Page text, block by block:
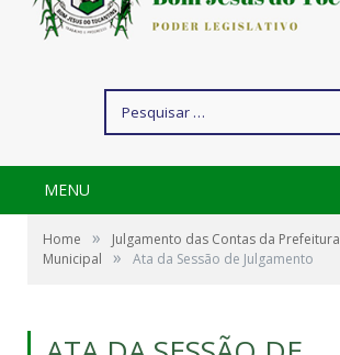
por:
MENU
Home »
Julgamento das Contas da Prefeitura
Municipal
» Ata da Sessão de Julgamento